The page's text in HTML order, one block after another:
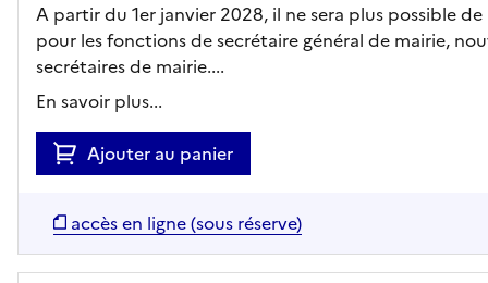
A partir du 1er janvier 2028, il ne sera plus possible
pour les fonctions de secrétaire général de mairie,
secrétaires de mairie....
En savoir plus...
Ajouter au panier
accès en ligne (sous réserve)